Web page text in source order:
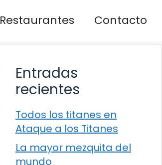
Restaurantes Contacto
Entradas
recientes
Todos los titanes en
Ataque a los Titanes
La mayor mezquita del
mundo